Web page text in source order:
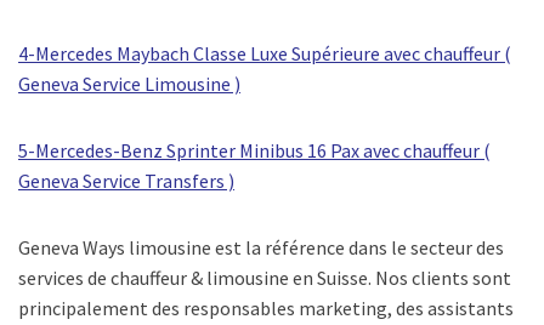
4-Mercedes Maybach Classe Luxe Supérieure avec chauffeur (
Geneva Service Limousine )
5-Mercedes-Benz Sprinter Minibus 16 Pax avec chauffeur (
Geneva Service Transfers )
Geneva Ways limousine est la référence dans le secteur des
services de chauffeur & limousine en Suisse. Nos clients sont
principalement des responsables marketing, des assistants